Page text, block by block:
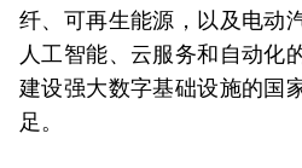
纤、可再生能源，以及电动
人工智能、云服务和自动化
建设强大数字基础设施的国
足。